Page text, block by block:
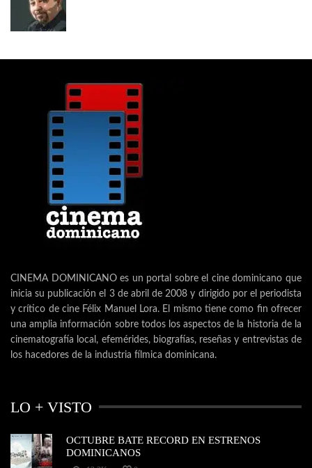
CINEMA DOMINICANO es un portal sobre el cine dominicano que
inicia su publicación el 3 de abril de 2008 y dirigido por el periodista
y crítico de cine Félix Manuel Lora. El mismo tiene como fin ofrecer
una amplia información sobre todos los aspectos de la historia de la
cinematografía local, efemérides, biografías, reseñas y entrevistas de
los hacedores de la industria fílmica dominicana.
LO + VISTO
OCTUBRE BATE RECORD EN ESTRENOS
DOMINICANOS